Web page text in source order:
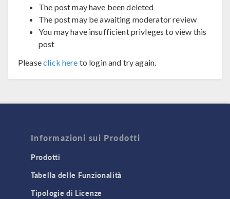
The post may have been deleted
The post may be awaiting moderator review
You may have insufficient privleges to view this
post
Pleaseclick here to login and try again.
Informazioni sui Prodotti
Prodotti
Tabella delle Funzionalità
Tipologie di Licenze